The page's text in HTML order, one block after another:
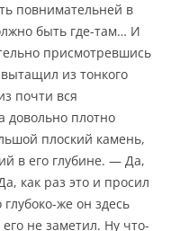
повнимательней в
быть где-там… И
присмотревшись
из тонкого
почти вся
довольно плотно
плоский камень,
в его глубине. — Да,
как раз это и просил
же он здесь
не заметил. Ну что-